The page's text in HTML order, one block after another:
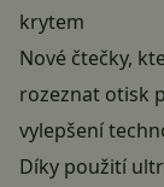
krytem
Nové čtečky,
rozeznat otisk
vylepšení
Díky použití